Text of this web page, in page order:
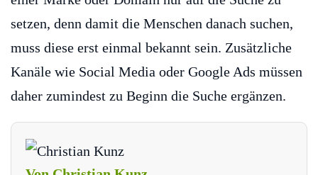
setzen, denn damit die Menschen danach suchen,
muss diese erst einmal bekannt sein. Zusätzliche
Kanäle wie Social Media oder Google Ads müssen
daher zumindest zu Beginn die Suche ergänzen.